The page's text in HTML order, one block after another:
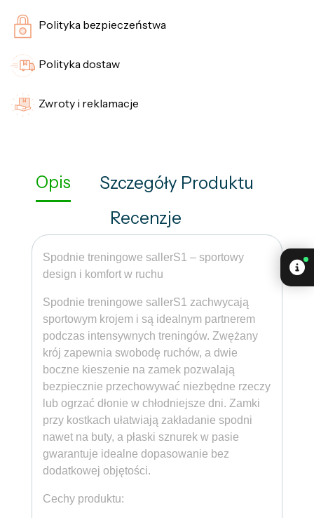
Polityka bezpieczeństwa
Polityka dostaw
Zwroty i reklamacje
Opis
Szczegóły Produktu
Recenzje
Spodnie treningowe sallerS1 – sportowy
design i komfort w ruchu
Spodnie treningowe sallerS1 zachwycają
sportowym krojem i są idealnym partnerem
podczas intensywnych treningów. Zwężany
krój zapewnia swobodę ruchów, a dwie
boczne kieszenie na zamek pozwalają
bezpiecznie przechowywać niezbędne rzeczy
lub ogrzać dłonie w chłodniejsze dni. Zamki
przy kostkach ułatwiają zakładanie spodni
nawet na buty, a płaski sznurek w pasie
gwarantuje idealne dopasowanie bez
dodatkowej objętości.
Cechy produktu: